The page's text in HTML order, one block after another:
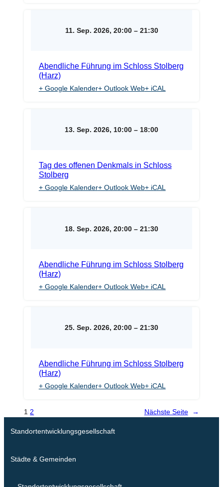
11. Sep. 2026, 20:00 –21:30
Abendliche Führung im Schloss Stolberg
(Harz)
+ Google Kalender+ Outlook Web+ iCAL
13. Sep. 2026, 10:00 – 18:00
Tag des offenen Denkmals in Schloss
Stolberg
+ Google Kalender+ Outlook Web+ iCAL
18. Sep. 2026, 20:00 – 21:30
Abendliche Führung im Schloss Stolberg
(Harz)
+ Google Kalender+ Outlook Web+ iCAL
25. Sep. 2026, 20:00 – 21:30
Abendliche Führung im Schloss Stolberg
(Harz)
+ Google Kalender+ Outlook Web+ iCAL
1 2 Nächste Seite →
Standortentwicklungsgesellschaft
Städte & Gemeinden